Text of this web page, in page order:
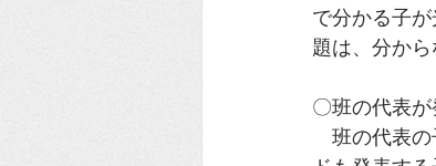
で分かる子
題は、分から
〇班の代表
班の代表の